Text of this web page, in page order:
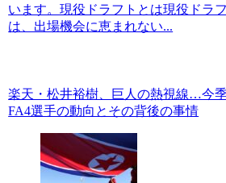
います。現役ドラフトとは現役ドラ
は、出場機会に恵まれない...
楽天・松井裕樹、巨人の熱視線…今
FA4選手の動向とその背後の事情